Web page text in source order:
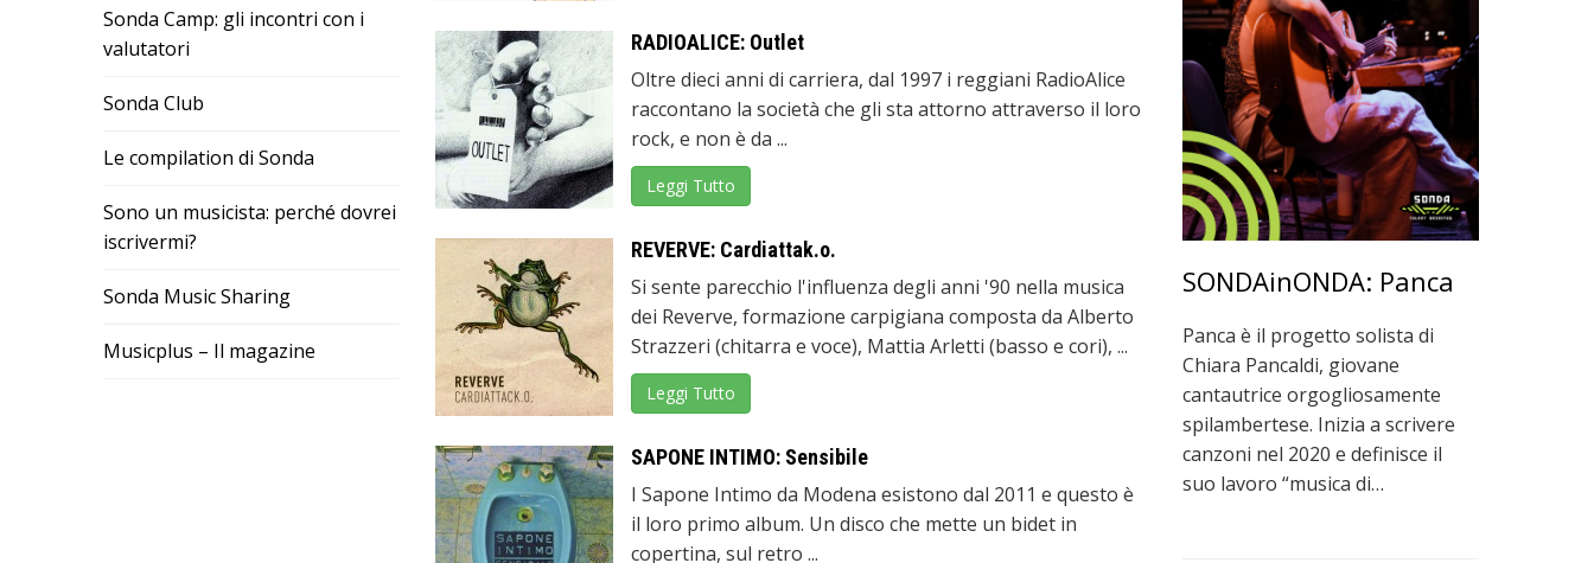
Sonda Camp: gli incontri con i
valutatori
Sonda Club
Le compilation di Sonda
Sono un musicista: perché dovrei
iscrivermi?
Sonda Music Sharing
Musicplus – Il magazine
RADIOALICE: Outlet
Oltre dieci anni di carriera, dal 1997 i reggiani RadioAlice
raccontano la società che gli sta attorno attraverso il loro
rock, e non è da ...
Leggi Tutto
REVERVE: Cardiattak.o.
Si sente parecchio l'influenza degli anni '90 nella musica
dei Reverve, formazione carpigiana composta da Alberto
Strazzeri (chitarra e voce), Mattia Arletti (basso e cori), ...
Leggi Tutto
SAPONE INTIMO: Sensibile
I Sapone Intimo da Modena esistono dal 2011 e questo è
il loro primo album. Un disco che mette un bidet in
copertina, sul retro ...
SONDAinONDA: Panca
Panca è il progetto solista di
Chiara Pancaldi, giovane
cantautrice orgogliosamente
spilambertese. Inizia a scrivere
canzoni nel 2020 e definisce il
suo lavoro “musica di…